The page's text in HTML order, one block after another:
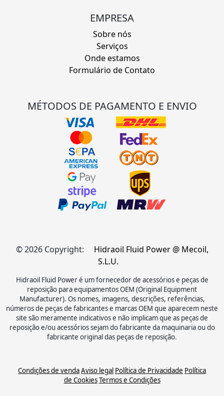
EMPRESA
Sobre nós
Serviços
Onde estamos
Formulário de Contato
MÉTODOS DE PAGAMENTO E ENVIO
© 2026 Copyright:
Hidraoil Fluid Power @ Mecoil,
S.L.U.
Hidraoil Fluid Power é um fornecedor de acessórios e peças de
reposição para equipamentos OEM (Original Equipment
Manufacturer). Os nomes, imagens, descrições, referências,
números de peças de fabricantes e marcas OEM que aparecem neste
site são meramente indicativos e não implicam que as peças de
reposição e/ou acessórios sejam do fabricante da maquinaria ou do
fabricante original das peças de reposição.
Condições de vendaAviso legal Política de Privacidade Política
de CookiesTermos e Condições